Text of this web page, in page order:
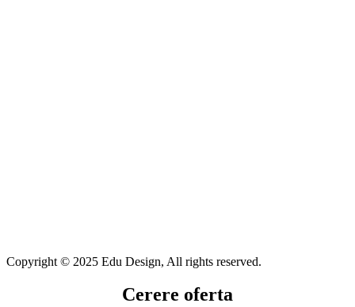
Copyright © 2025 Edu Design, All rights reserved.
Cerere oferta